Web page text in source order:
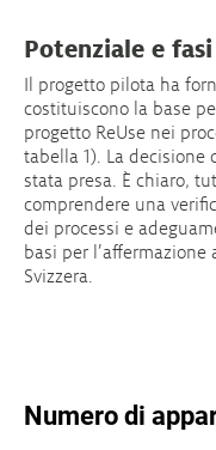
Potenziale e
Il progetto pilota ha
costituiscono la base
progetto ReUse nei
tabella 1). La decisione
stata presa. È chiaro,
comprendere una
dei processi e
basi per
Svizzera.